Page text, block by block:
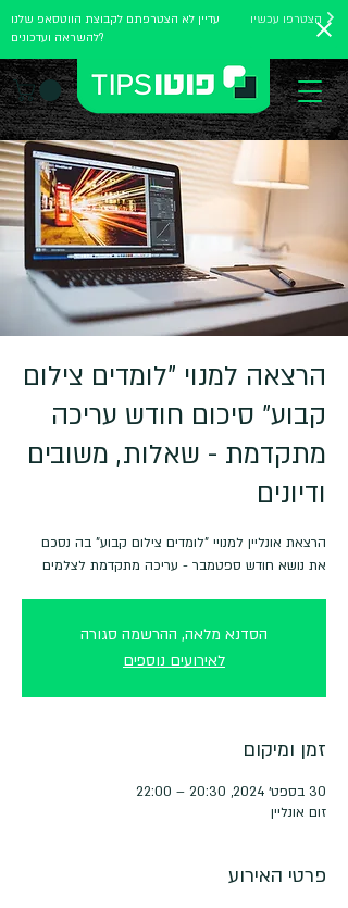
עדיין לא הצטרפתם לקבוצת הווטסאפ שלנו
להשראה ועדכונים?
הרצאה למנוי "לומדים צילום
קבוע" סיכום חודש עריכה
מתקדמת - שאלות, משובים
ודיונים
הרצאת אונליין למנויי "לומדים צילום קבוע" בה נסכם
את נושא חודש ספטמבר - עריכה מתקדמת לצלמים
הסדנא מלאה, ההרשמה סגורה
לאירועים נוספים
זמן ומיקום
30 בספט׳ 2024, 20:30 – 22:00
זום אונליין
פרטי האירוע